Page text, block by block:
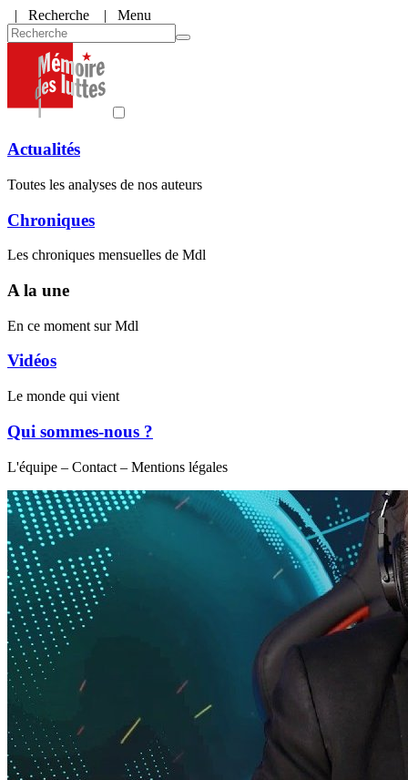
| Recherche | Menu
Actualités
Toutes les analyses de nos auteurs
Chroniques
Les chroniques mensuelles de Mdl
A la une
En ce moment sur Mdl
Vidéos
Le monde qui vient
Qui sommes-nous ?
L'équipe – Contact – Mentions légales